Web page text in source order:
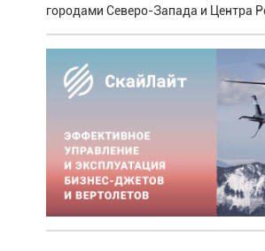
городами Северо-Запада и Центра